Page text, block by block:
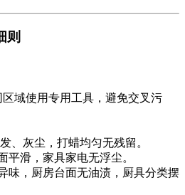
则
域使用专用工具，避免交叉污
、灰尘，打蜡均匀无残留。
平滑，家具家电无浮尘。
味，厨房台面无油渍，厨具分类摆